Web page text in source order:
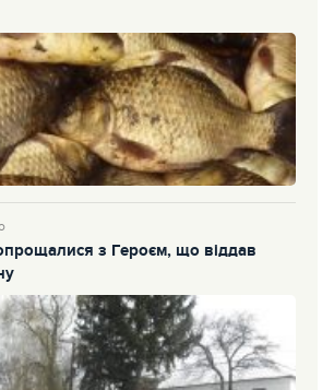
з Героєм, що віддав